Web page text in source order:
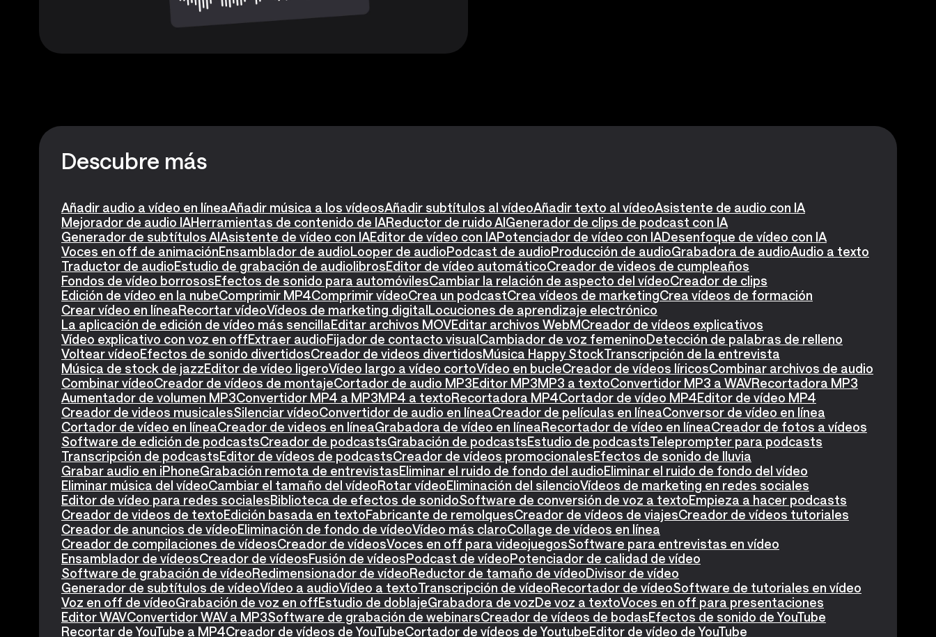
Descubre más
Añadir audio a vídeo en líneaAñadir música a los vídeosAñadir subtítulos al vídeoAñadir texto al vídeoAsistente de audio con IA
Mejorador de audio IAHerramientas de contenido de IAReductor de ruido AIGenerador de clips de podcast con IA
Generador de subtítulos AIAsistente de vídeo con IAEditor de vídeo con IAPotenciador de vídeo con IADesenfoque de vídeo con IA
Voces en off de animaciónEnsamblador de audioLooper de audioPodcast de audioProducción de audioGrabadora de audioAudio a texto
Traductor de audioEstudio de grabación de audiolibrosEditor de vídeo automáticoCreador de videos de cumpleaños
Fondos de vídeo borrososEfectos de sonido para automóvilesCambiar la relación de aspecto del vídeoCreador de clips
Edición de vídeo en la nubeComprimir MP4Comprimir vídeoCrea un podcastCrea vídeos de marketingCrea vídeos de formación
Crear vídeo en líneaRecortar vídeoVídeos de marketing digitalLocuciones de aprendizaje electrónico
La aplicación de edición de vídeo más sencillaEditar archivos MOVEditar archivos WebMCreador de vídeos explicativos
Vídeo explicativo con voz en offExtraer audioFijador de contacto visualCambiador de voz femeninoDetección de palabras de relleno
Voltear vídeoEfectos de sonido divertidosCreador de videos divertidosMúsica Happy StockTranscripción de la entrevista
Música de stock de jazzEditor de vídeo ligeroVídeo largo a vídeo cortoVídeo en bucleCreador de vídeos líricosCombinar archivos de audio
Combinar vídeoCreador de vídeos de montajeCortador de audio MP3Editor MP3MP3 a textoConvertidor MP3 a WAVRecortadora MP3
Aumentador de volumen MP3Convertidor MP4 a MP3MP4 a textoRecortadora MP4Cortador de vídeo MP4Editor de vídeo MP4
Creador de videos musicalesSilenciar vídeoConvertidor de audio en líneaCreador de películas en líneaConversor de vídeo en línea
Cortador de vídeo en líneaCreador de videos en líneaGrabadora de vídeo en líneaRecortador de vídeo en líneaCreador de fotos a vídeos
Software de edición de podcastsCreador de podcastsGrabación de podcastsEstudio de podcastsTeleprompter para podcasts
Transcripción de podcastsEditor de vídeos de podcastsCreador de vídeos promocionalesEfectos de sonido de lluvia
Grabar audio en iPhoneGrabación remota de entrevistasEliminar el ruido de fondo del audioEliminar el ruido de fondo del vídeo
Eliminar música del vídeoCambiar el tamaño del vídeoRotar vídeoEliminación del silencioVídeos de marketing en redes sociales
Editor de vídeo para redes socialesBiblioteca de efectos de sonidoSoftware de conversión de voz a textoEmpieza a hacer podcasts
Creador de videos de textoEdición basada en textoFabricante de remolquesCreador de vídeos de viajesCreador de vídeos tutoriales
Creador de anuncios de vídeoEliminación de fondo de vídeoVídeo más claroCollage de vídeos en línea
Creador de compilaciones de vídeosCreador de vídeosVoces en off para videojuegosSoftware para entrevistas en vídeo
Ensamblador de vídeosCreador de vídeosFusión de vídeosPodcast de vídeoPotenciador de calidad de vídeo
Software de grabación de vídeoRedimensionador de vídeoReductor de tamaño de vídeoDivisor de vídeo
Generador de subtítulos de vídeoVídeo a audioVídeo a textoTranscripción de vídeoRecortador de vídeoSoftware de tutoriales en vídeo
Voz en off de vídeoGrabación de voz en offEstudio de doblajeGrabadora de vozDe voz a textoVoces en off para presentaciones
Editor WAVConvertidor WAV a MP3Software de grabación de webinarsCreador de vídeos de bodasEfectos de sonido de YouTube
Recortar de YouTube a MP4Creador de vídeos de YouTubeCortador de vídeos de YoutubeEditor de vídeo de YouTube